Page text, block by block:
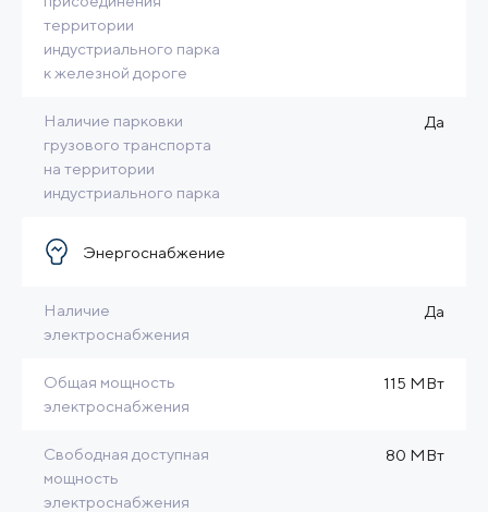
территории
индустриального парка
к железной дороге
Наличие парковки
грузового транспорта
на территории
индустриального парка
Да
Энергоснабжение
Наличие
электроснабжения
Да
Общая мощность
электроснабжения
115 МВт
Свободная доступная
мощность
электроснабжения
80 МВт